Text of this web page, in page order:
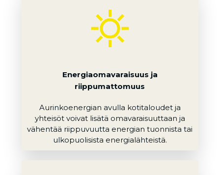
Energiaomavaraisuus ja
riippumattomuus
Aurinkoenergian avulla kotitaloudet ja
yhteisöt voivat lisätä omavaraisuuttaan ja
vähentää riippuvuutta energian tuonnista tai
ulkopuolisista energialähteistä.